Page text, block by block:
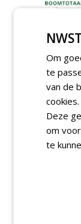
Om
te
van de
cookies.
Deze
om
te